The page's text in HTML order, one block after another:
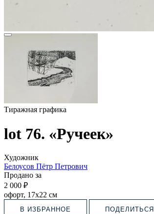
Тиражная графика
lot 76. «Ручеек»
Художник
Белоусов Пётр Петрович
Продано за
2 000 ₽
офорт, 17х22 см
В ИЗБРАННОЕ ПОДЕЛИТЬСЯ